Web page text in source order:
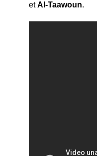
etAl-Taawoun.